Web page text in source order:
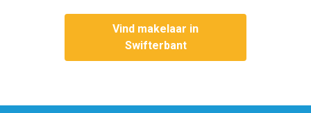
Vind makelaar in
Swifterbant